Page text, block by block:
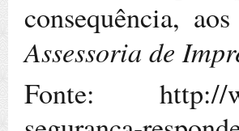
consequência,
Assessoria de
Fonte: http://